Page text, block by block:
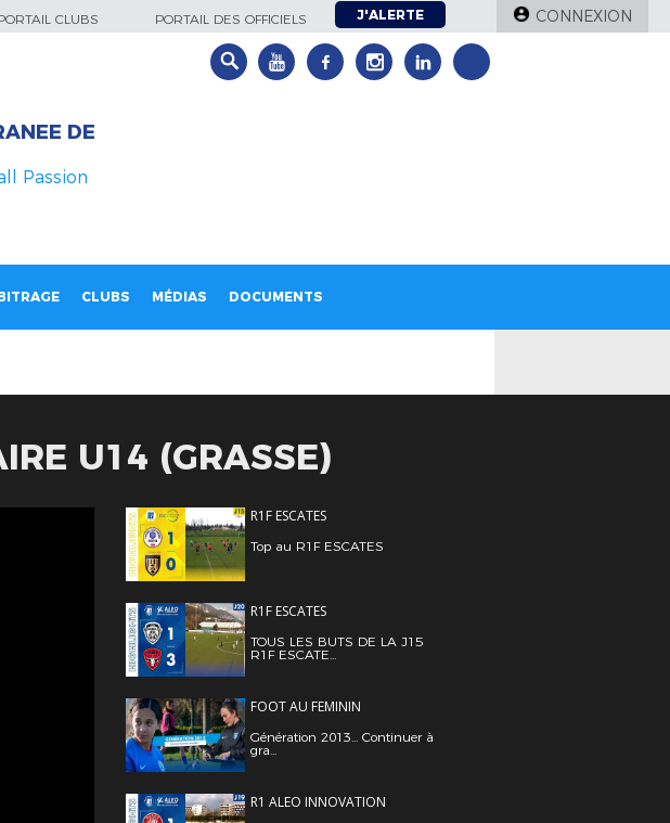
CLUBS PORTAIL DES OFFICIELS J'ALERTE CONNEXION
DE
Passion
CLUBS MÉDIAS DOCUMENTS
U14 (GRASSE)
R1F ESCATES
Top au R1F ESCATES
R1F ESCATES
TOUS LES BUTS DE LA J15
R1F ESCATE...
FOOT AU FEMININ
Génération 2013... Continuer à
gra...
R1 ALEO INNOVATION